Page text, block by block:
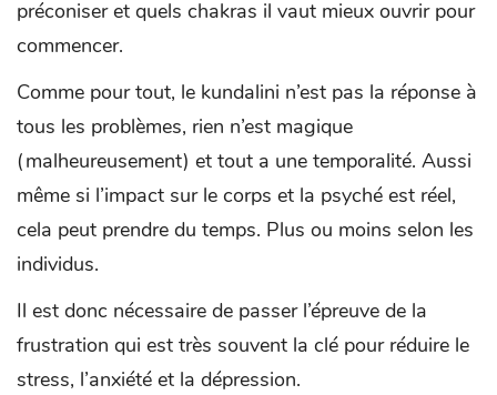
préconiser et quels chakras il vaut mieux ouvrir pour
commencer.
Comme pour tout, le kundalini n’est pas la réponse à
tous les problèmes, rien n’est magique
(malheureusement) et tout a une temporalité. Aussi
même si l’impact sur le corps et la psyché est réel,
cela peut prendre du temps. Plus ou moins selon les
individus.
Il est donc nécessaire de passer l’épreuve de la
frustration qui est très souvent la clé pour réduire le
stress, l’anxiété et la dépression.